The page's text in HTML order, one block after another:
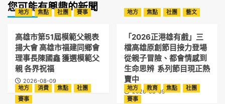
您可能有興趣的新聞
地方 焦點 社團 賽事
高雄市第51屆模範父親表
揚大會 高雄市福建同鄉會
理事長陳國鑫 獲選模範父
親 各界祝福
2026-08-09
地方 焦點 社團 藝文
「2026正港雄有戲」三
檔高雄原創節目接力登場
從親子冒險、都會情感到
生命思辨 系列節目現正熱
賣中
2026-08-09
地方 消費 焦點
社團
賽事
地方 教育 焦點
社團
賽事